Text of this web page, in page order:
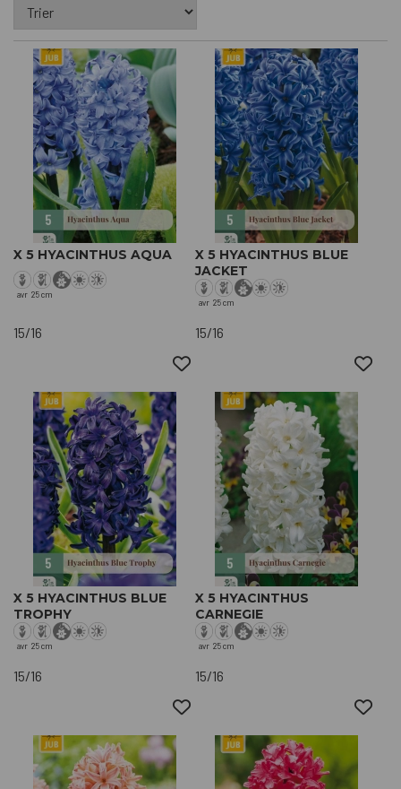
X 5 HYACINTHUS AQUA
avr 25 cm
15/16
X 5 HYACINTHUS BLUE
JACKET
avr 25 cm
15/16
X 5 HYACINTHUS BLUE
TROPHY
avr 25 cm
15/16
X 5 HYACINTHUS
CARNEGIE
avr 25 cm
15/16